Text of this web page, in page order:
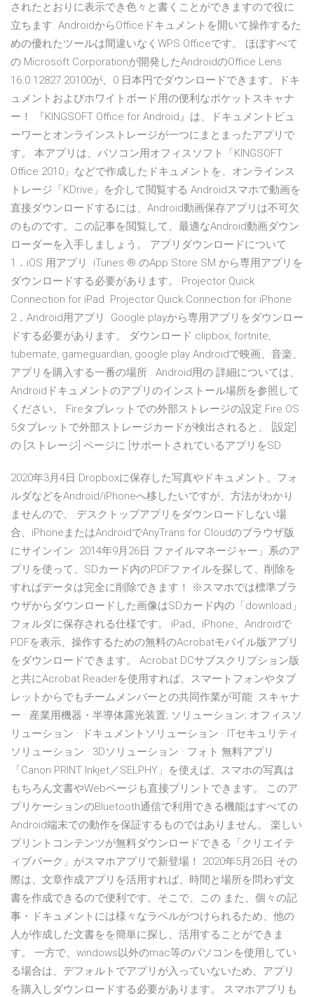
されたとおりに表示でき色々と書くことができますので役に
立ちます. AndroidからOfficeドキュメントを開いて操作するた
めの優れたツールは間違いなくWPS Officeです。 ほぼすべて
の Microsoft Corporationが開発したAndroidのOffice Lens
16.0.12827.20100が、0 日本円でダウンロードできます。ドキ
ュメントおよびホワイトボード用の便利なポケットスキャナ
ー！ 『KINGSOFT Office for Android』は、ドキュメントビュ
ーワーとオンラインストレージが一つにまとまったアプリで
す。 本アプリは、パソコン用オフィスソフト「KINGSOFT
Office 2010」などで作成したドキュメントを、オンラインス
トレージ「KDrive」を介して閲覧する Androidスマホで動画を
直接ダウンロードするには、Android動画保存アプリは不可欠
のものです。この記事を閲覧して、最適なAndroid動画ダウン
ローダーを入手しましょう。 アプリダウンロードについて
1．iOS 用アプリ. iTunes ® のApp Store SM から専用アプリを
ダウンロードする必要があります。 Projector Quick
Connection for iPad. Projector Quick Connection for iPhone
2．Android用アプリ. Google playから専用アプリをダウンロー
ドする必要があります。 ダウンロード clipbox, fortnite,
tubemate, gameguardian, google play Androidで映画、音楽、
アプリを購入する一番の場所 . Android用の 詳細については、
Androidドキュメントのアプリのインストール場所を参照して
ください。 Fireタブレットでの外部ストレージの設定 Fire OS
5タブレットで外部ストレージカードが検出されると、 [設定]
の [ストレージ] ページに [サポートされているアプリをSD
2020年3月4日 Dropboxに保存した写真やドキュメント、フォ
ルダなどをAndroid/iPhoneへ移したいですが、方法がわかり
ませんので、 デスクトップアプリをダウンロードしない場
合、iPhoneまたはAndroidでAnyTrans for Cloudのブラウザ版
にサインイン 2014年9月26日 ファイルマネージャー」系のア
プリを使って、SDカード内のPDFファイルを探して、削除を
すればデータは完全に削除できます！ ※スマホでは標準ブラ
ウザからダウンロードした画像はSDカード内の「download」
フォルダに保存される仕様です。 iPad、iPhone、Androidで
PDFを表示、操作するための無料のAcrobatモバイル版アプリ
をダウンロードできます。 Acrobat DCサブスクリプション版
と共にAcrobat Readerを使用すれば、スマートフォンやタブ
レットからでもチームメンバーとの共同作業が可能 スキャナ
ー · 産業用機器・半導体露光装置; ソリューション; オフィスソ
リューション · ドキュメントソリューション · ITセキュリティ
ソリューション · 3Dソリューション · フォト 無料アプリ
「Canon PRINT Inkjet／SELPHY」を使えば、スマホの写真は
もちろん文書やWebページも直接プリントできます。 このア
プリケーションのBluetooth通信で利用できる機能はすべての
Android端末での動作を保証するものではありません。 楽しい
プリントコンテンツが無料ダウンロードできる「クリエイテ
ィブパーク」がスマホアプリで新登場！ 2020年5月26日 その
際は、文章作成アプリを活用すれば、時間と場所を問わず文
書を作成できるので便利です。そこで、この また、個々の記
事・ドキュメントには様々なラベルがつけられるため、他の
人が作成した文書をを簡単に探し、活用することができま
す。 一方で、windows以外のmac等のパソコンを使用してい
る場合は、デフォルトでアプリが入っていないため、アプリ
を購入しダウンロードする必要があります。 スマホアプリも